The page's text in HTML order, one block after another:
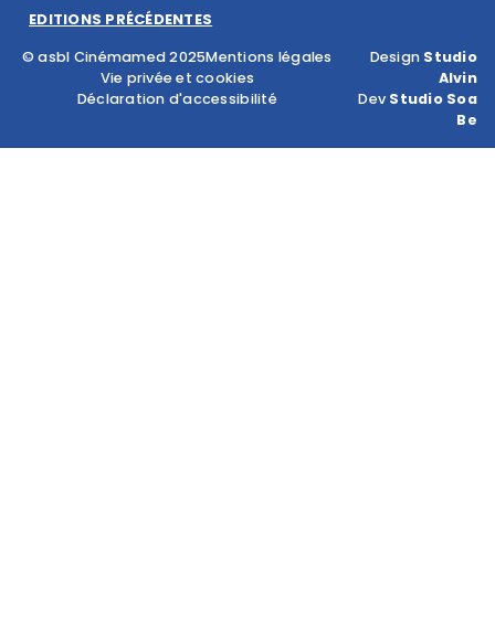
EDITIONS PRÉCÉDENTES
© asbl Cinémamed 2025Mentions légales
Vie privée et cookies
Déclaration d'accessibilité
Design Studio
Alvin
Dev Studio Soa
Be